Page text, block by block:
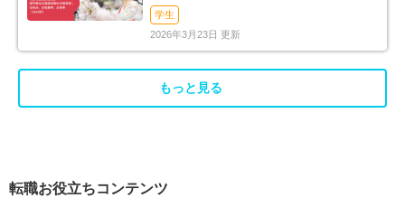
率（2026年）
学生
2026年3月23日 更新
もっと見る
転職お役立ちコンテンツ